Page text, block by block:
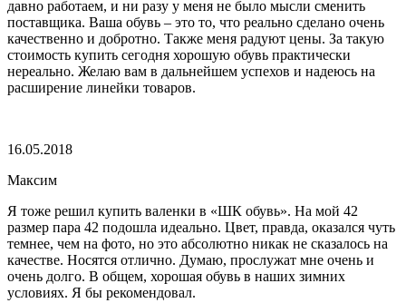
давно работаем, и ни разу у меня не было мысли сменить
поставщика. Ваша обувь – это то, что реально сделано очень
качественно и добротно. Также меня радуют цены. За такую
стоимость купить сегодня хорошую обувь практически
нереально. Желаю вам в дальнейшем успехов и надеюсь на
расширение линейки товаров.
16.05.2018
Максим
Я тоже решил купить валенки в «ШК обувь». На мой 42
размер пара 42 подошла идеально. Цвет, правда, оказался чуть
темнее, чем на фото, но это абсолютно никак не сказалось на
качестве. Носятся отлично. Думаю, прослужат мне очень и
очень долго. В общем, хорошая обувь в наших зимних
условиях. Я бы рекомендовал.